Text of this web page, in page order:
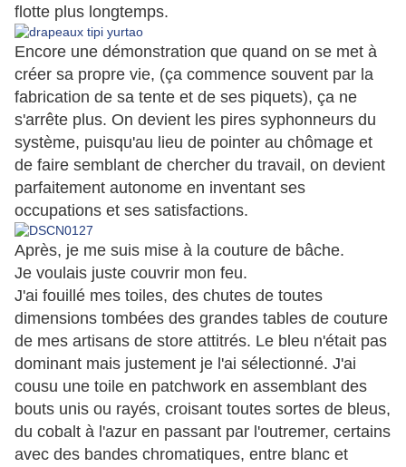
flotte plus longtemps.
Encore une démonstration que quand on se met à
créer sa propre vie, (ça commence souvent par la
fabrication de sa tente et de ses piquets), ça ne
s'arrête plus. On devient les pires syphonneurs du
système, puisqu'au lieu de pointer au chômage et
de faire semblant de chercher du travail, on devient
parfaitement autonome en inventant ses
occupations et ses satisfactions.
Après, je me suis mise à la couture de bâche.
Je voulais juste couvrir mon feu.
J'ai fouillé mes toiles, des chutes de toutes
dimensions tombées des grandes tables de couture
de mes artisans de store attitrés. Le bleu n'était pas
dominant mais justement je l'ai sélectionné. J'ai
cousu une toile en patchwork en assemblant des
bouts unis ou rayés, croisant toutes sortes de bleus,
du cobalt à l'azur en passant par l'outremer, certains
avec des bandes chromatiques, entre blanc et